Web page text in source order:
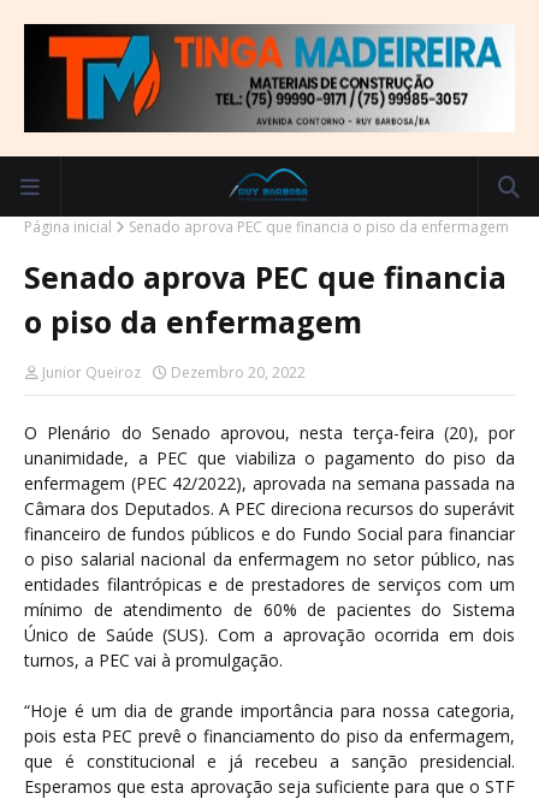
Página inicial Senado aprova PEC que financia o piso da enfermagem
Senado aprova PEC que financia
o piso da enfermagem
Junior Queiroz Dezembro 20, 2022
O Plenário do Senado aprovou, nesta terça-feira (20), por
unanimidade, a PEC que viabiliza o pagamento do piso da
enfermagem (PEC 42/2022), aprovada na semana passada na
Câmara dos Deputados. A PEC direciona recursos do superávit
financeiro de fundos públicos e do Fundo Social para financiar
o piso salarial nacional da enfermagem no setor público, nas
entidades filantrópicas e de prestadores de serviços com um
mínimo de atendimento de 60% de pacientes do Sistema
Único de Saúde (SUS). Com a aprovação ocorrida em dois
turnos, a PEC vai à promulgação.
“Hoje é um dia de grande importância para nossa categoria,
pois esta PEC prevê o financiamento do piso da enfermagem,
que é constitucional e já recebeu a sanção presidencial.
Esperamos que esta aprovação seja suficiente para que o STF